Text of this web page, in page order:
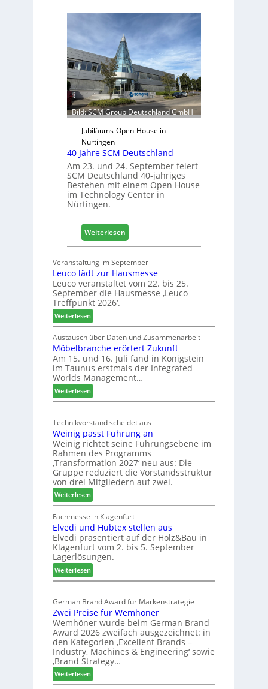
f
s
j
a
h
r
r
r
e
t
e
r
f
ü
r
D
c
+
H
o
2
0
8
Bild: SCM Group Deutschland GmbH
Jubiläums-Open-House in
Nürtingen
40 Jahre SCM Deutschland
Am 23. und 24. September feiert
SCM Deutschland 40-jähriges
Bestehen mit einem Open House
im Technology Center in
Nürtingen.
Weiterlesen:
4
J
a
h
C
M
D
e
u
s
h
l
a
n
d
Veranstaltung im September
Leuco lädt zur Hausmesse
Leuco veranstaltet vom 22. bis 25.
September die Hausmesse ‚Leuco
Treffpunkt 2026‘.
Weiterlesen:
L
e
u
c
o
l
ä
d
z
u
r
H
a
u
s
m
e
s
s
e
Austausch über Daten und Zusammenarbeit
Möbelbranche erörtert Zukunft
Am 15. und 16. Juli fand in Königstein
im Taunus erstmals der Integrated
Worlds Management…
Weiterlesen:
M
b
e
l
b
r
a
n
c
h
e
e
r
ö
r
t
e
t
Z
u
k
u
n
f
t
Technikvorstand scheidet aus
Weinig passt Führung an
Weinig richtet seine Führungsebene im
Rahmen des Programms
‚Transformation 2027‘ neu aus: Die
Gruppe reduziert die Vorstandsstruktur
von drei Mitgliedern auf zwei.
Weiterlesen:
W
e
i
n
i
g
p
a
s
t
F
ü
h
r
u
n
Fachmesse in Klagenfurt
Elvedi und Hubtex stellen aus
Elvedi präsentiert auf der Holz&Bau in
Klagenfurt vom 2. bis 5. September
Lagerlösungen.
Weiterlesen:
E
v
e
d
i
u
n
d
H
German Brand Award für Markenstrategie
Zwei Preise für Wemhöner
Wemhöner wurde beim German Brand
Award 2026 zweifach ausgezeichnet: in
den Kategorien ‚Excellent Brands –
Industry, Machines & Engineering‘ sowie
‚Brand Strategy…
Weiterlesen:
Z